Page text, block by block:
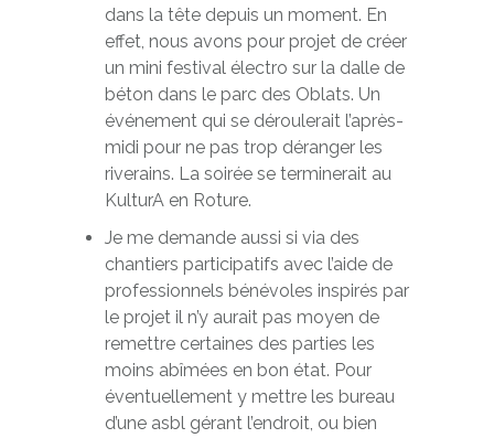
dans la tête depuis un moment. En
effet, nous avons pour projet de créer
un mini festival électro sur la dalle de
béton dans le parc des Oblats. Un
événement qui se déroulerait l’après-
midi pour ne pas trop déranger les
riverains. La soirée se terminerait au
KulturA en Roture.
Je me demande aussi si via des
chantiers participatifs avec l’aide de
professionnels bénévoles inspirés par
le projet il n’y aurait pas moyen de
remettre certaines des parties les
moins abîmées en bon état. Pour
éventuellement y mettre les bureau
d’une asbl gérant l’endroit, ou bien